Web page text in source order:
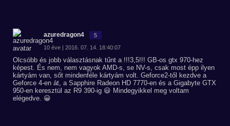
azuredragon4 5
10 éve | 2016. 07. 14. 18:40:07
Olcsóbb és jobb választásnak tűnt a !!!3,5!!! GB-os gtx 970-hez
képest. És nem, nem vagyok AMD-s, se NV-s, csak most épp ilyen
kártyám van, sőt mindenféle kártyám volt. Geforce2-től kezdve a
Geforce 4-en át, a Sapphire Radeon HD 7770-en és a Gigabyte GTX
950-en keresztül az R9 390-ig 😃 Mindegyikkel meg voltam
elégedve. 😀